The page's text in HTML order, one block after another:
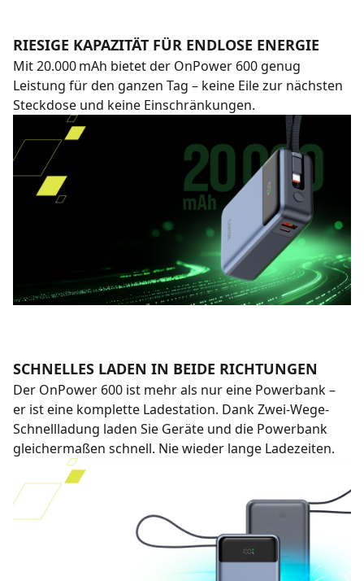
RIESIGE KAPAZITÄT FÜR ENDLOSE ENERGIE
Mit 20.000 mAh bietet der OnPower 600 genug
Leistung für den ganzen Tag – keine Eile zur nächsten
Steckdose und keine Einschränkungen.
SCHNELLES LADEN IN BEIDE RICHTUNGEN
Der OnPower 600 ist mehr als nur eine Powerbank –
er ist eine komplette Ladestation. Dank Zwei-Wege-
Schnellladung laden Sie Geräte und die Powerbank
gleichermaßen schnell. Nie wieder lange Ladezeiten.